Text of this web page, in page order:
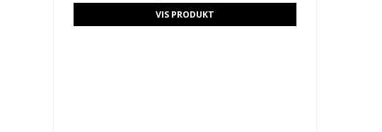
VIS PRODUKT